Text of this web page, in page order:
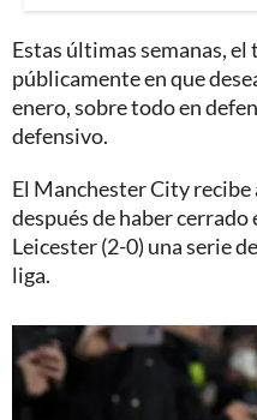
Estas últimas semanas,
públicamente en que
enero, sobre todo en
defensivo.
El Manchester City recibe
después de haber
Leicester (2-0) una serie
liga.